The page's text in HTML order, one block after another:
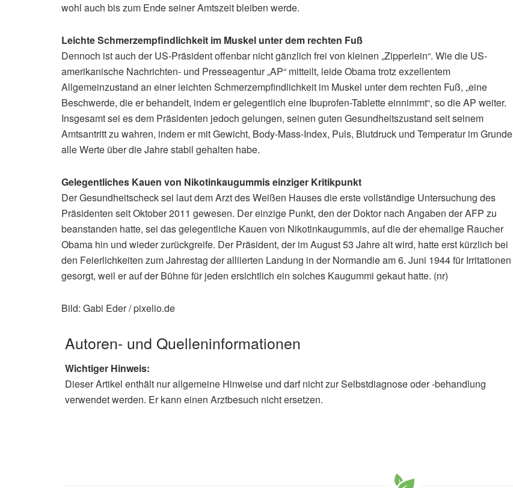
wohl auch bis zum Ende seiner Amtszeit bleiben werde.
Leichte Schmerzempfindlichkeit im Muskel unter dem rechten Fuß
Dennoch ist auch der US-Präsident offenbar nicht gänzlich frei von kleinen „Zipperlein“. Wie die US-
amerikanische Nachrichten- und Presseagentur „AP“ mitteilt, leide Obama trotz exzellentem
Allgemeinzustand an einer leichten Schmerzempfindlichkeit im Muskel unter dem rechten Fuß, „eine
Beschwerde, die er behandelt, indem er gelegentlich eine Ibuprofen-Tablette einnimmt“, so die AP weiter.
Insgesamt sei es dem Präsidenten jedoch gelungen, seinen guten Gesundheitszustand seit seinem
Amtsantritt zu wahren, indem er mit Gewicht, Body-Mass-Index, Puls, Blutdruck und Temperatur im Grunde
alle Werte über die Jahre stabil gehalten habe.
Gelegentliches Kauen von Nikotinkaugummis einziger Kritikpunkt
Der Gesundheitscheck sei laut dem Arzt des Weißen Hauses die erste vollständige Untersuchung des
Präsidenten seit Oktober 2011 gewesen. Der einzige Punkt, den der Doktor nach Angaben der AFP zu
beanstanden hatte, sei das gelegentliche Kauen von Nikotinkaugummis, auf die der ehemalige Raucher
Obama hin und wieder zurückgreife. Der Präsident, der im August 53 Jahre alt wird, hatte erst kürzlich bei
den Feierlichkeiten zum Jahrestag der alliierten Landung in der Normandie am 6. Juni 1944 für Irritationen
gesorgt, weil er auf der Bühne für jeden ersichtlich ein solches Kaugummi gekaut hatte. (nr)
Bild: Gabi Eder / pixelio.de
Autoren- und Quelleninformationen
Wichtiger Hinweis:
Dieser Artikel enthält nur allgemeine Hinweise und darf nicht zur Selbstdiagnose oder -behandlung
verwendet werden. Er kann einen Arztbesuch nicht ersetzen.